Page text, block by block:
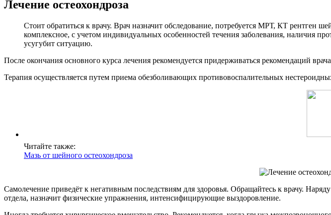
Лечение остеохондроза
Стоит обратиться к врачу. Врач назначит обследование, потребуется МРТ, КТ рентген
комплексное, с учетом индивидуальных особенностей течения заболевания, наличия
усугубит ситуацию.
После окончания основного курса лечения рекомендуется придерживаться рекомендаций
Терапия осуществляется путем приема обезболивающих противовоспалительных
Читайте также:
Мазь от шейного остеохондроза
Самолечение приведёт к негативным последствиям для здоровья. Обращайтесь к врачу.
отдела, назначит физические упражнения, интенсифицирующие выздоровление.